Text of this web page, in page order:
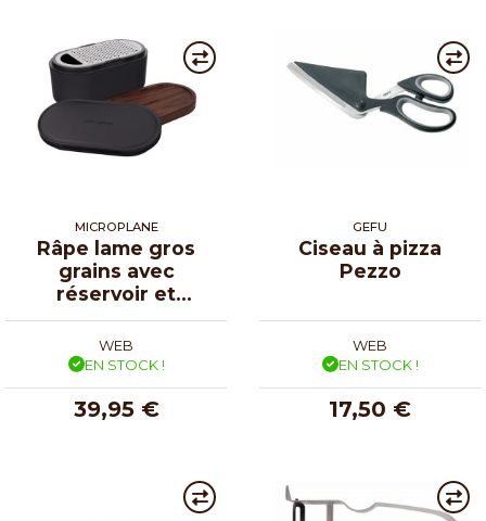
MICROPLANE
Râpe lame gros
grains avec
réservoir et
couvercles
WEB
EN STOCK !
39,95 €
GEFU
Ciseau à pizza
Pezzo
WEB
EN STOCK !
17,50 €